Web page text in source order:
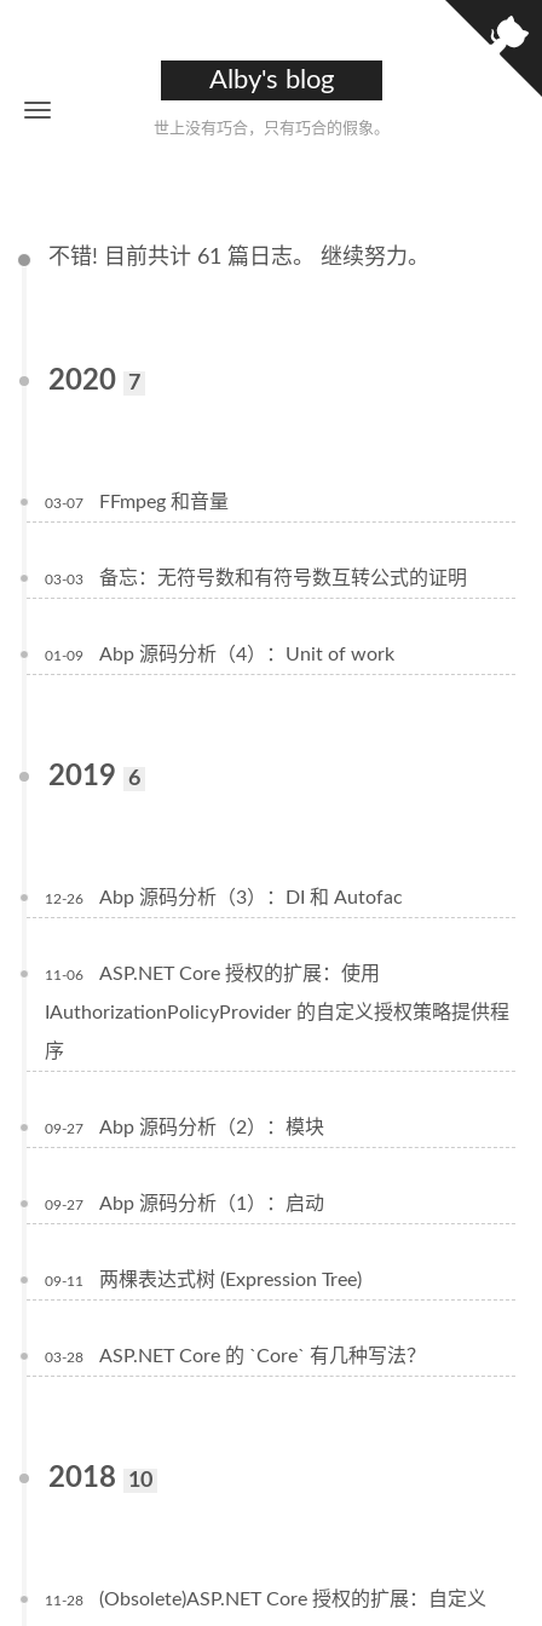
Alby's blog
世上没有巧合，只有巧合的假象。
不错! 目前共计 61 篇日志。 继续努力。
2020 7
03-07 FFmpeg 和音量
03-03 备忘：无符号数和有符号数互转公式的证明
01-09 Abp 源码分析（4）：Unit of work
2019 6
12-26 Abp 源码分析（3）：DI 和 Autofac
11-06
ASP.NET Core 授权的扩展：使用
IAuthorizationPolicyProvider 的自定义授权策略提供程
序
09-27 Abp 源码分析（2）：模块
09-27 Abp 源码分析（1）：启动
09-11 两棵表达式树 (Expression Tree)
03-28 ASP.NET Core 的 `Core` 有几种写法？
2018 10
11-28 (Obsolete)ASP.NET Core 授权的扩展：自定义